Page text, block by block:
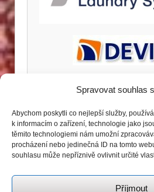
Spravovat souhlas
Abychom poskytli co nejlepší služby,
k informacím o zařízení, technologie jako
těmito technologiemi nám umožní
procházení nebo jedinečná ID na tomto
souhlasu může nepříznivě ovlivnit určité
Příjmout